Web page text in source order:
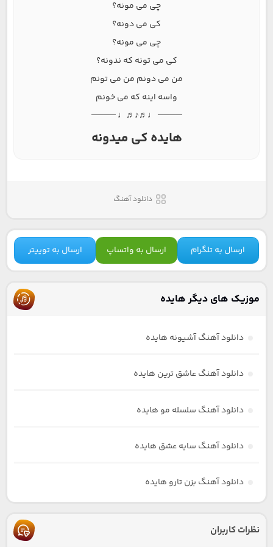
چی می مونه؟
کی می دونه؟
چی می مونه؟
کی می تونه که ندونه؟
من می دونم من می تونم
واسه اینه که می خونم
──── ♩♬♪♬♩ ────
هایده کی میدونه
دانلود آهنگ
ارسال به تلگرام ارسال به واتساپ ارسال به توییتر
موزیک های دیگر هایده
دانلود آهنگ آشیونه هایده
دانلود آهنگ عاشق ترین هایده
دانلود آهنگ سلسله مو هایده
دانلود آهنگ سایه عشق هایده
دانلود آهنگ بزن تارو هایده
نظرات کاربران